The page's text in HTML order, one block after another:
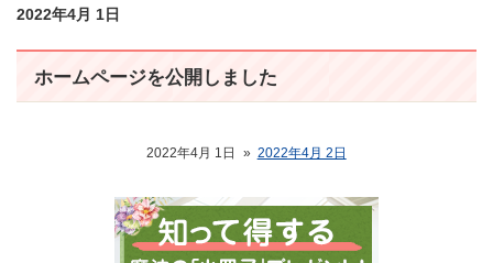
2022年4月 1日
ホームページを公開しました
2022年4月 1日 » 2022年4月 2日